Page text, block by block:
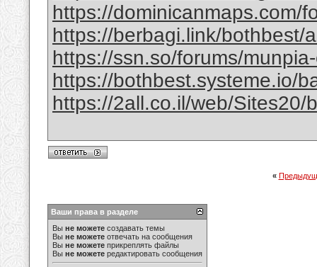
https://dominicanmaps.com/
https://berbagi.link/bothbest/
https://ssn.so/forums/
https://bothbest.systeme.io/
https://2all.co.il/web/Sites20/
«
Ваши права в разделе
Вы не можете создавать темы
Вы не можете отвечать на сообщения
Вы не можете прикреплять файлы
Вы не можете редактировать сообщения